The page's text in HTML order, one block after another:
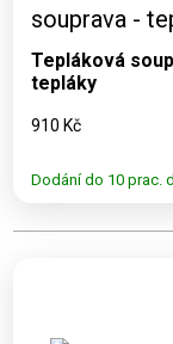
Dostupné
2XS, S, XL,
Tepláková
tepláky
910 Kč
Dodání do 10 prac.